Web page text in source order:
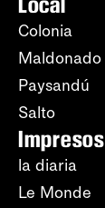
Colonia
Maldonado
Paysandú
Salto
Impresos
la diaria
Le Monde